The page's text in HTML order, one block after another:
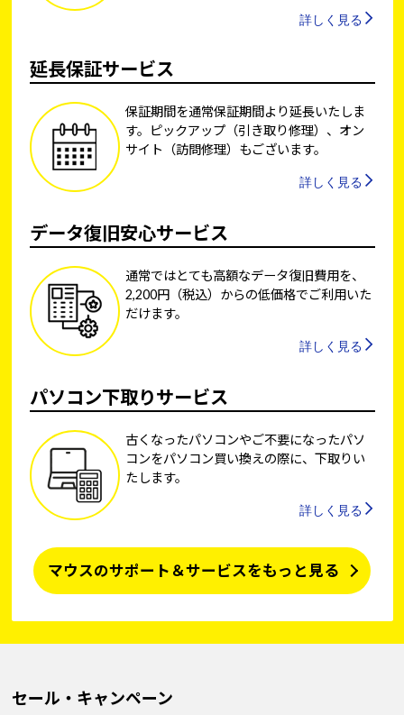
詳しく見る
延長保証サービス
保証期間を通常保証期間より延長いたしま
す。ピックアップ（引き取り修理）、オン
サイト（訪問修理）もございます。
詳しく見る
データ復旧安心サービス
通常ではとても高額なデータ復旧費用を、
2,200円（税込）からの低価格でご利用いた
だけます。
詳しく見る
パソコン下取りサービス
古くなったパソコンやご不要になったパソ
コンをパソコン買い換えの際に、下取りい
たします。
詳しく見る
マウスのサポート＆サービスをもっと見る
セール・キャンペーン